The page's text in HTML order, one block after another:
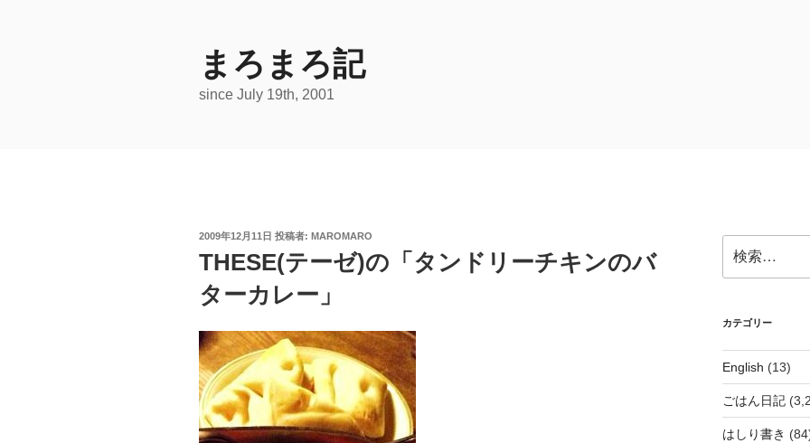
まろまろ記
since July 19th, 2001
投
2009年12月11日 投稿者: MAROMARO
THESE(テーゼ)の「タンドリーチキンのバ
ターカレー」
索:
カテゴリー
English (13)
ごはん日記
はしり書き